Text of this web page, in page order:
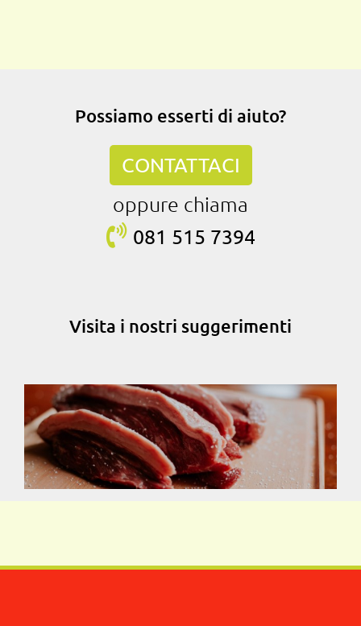
Possiamo esserti di aiuto?
CONTATTACI
oppure chiama
081 515 7394
Visita i nostri suggerimenti